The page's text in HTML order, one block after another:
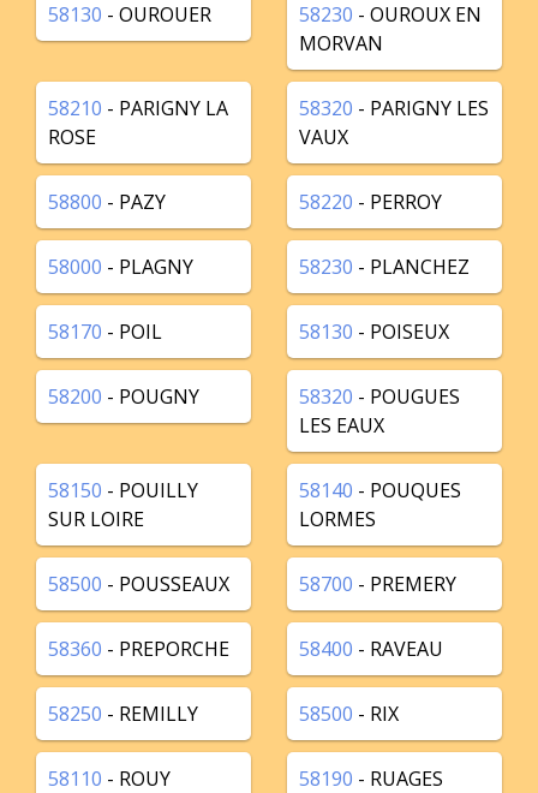
58130 - OUROUER 58230 - OUROUX EN
MORVAN
58210 - PARIGNY LA
ROSE
58320 - PARIGNY LES
VAUX
58800 - PAZY 58220 - PERROY
58000 - PLAGNY 58230 - PLANCHEZ
58170 - POIL 58130 - POISEUX
58200 - POUGNY 58320 - POUGUES
LES EAUX
58150 - POUILLY
SUR LOIRE
58140 - POUQUES
LORMES
58500 - POUSSEAUX 58700 - PREMERY
58360 - PREPORCHE 58400 - RAVEAU
58250 - REMILLY 58500 - RIX
58110 - ROUY 58190 - RUAGES